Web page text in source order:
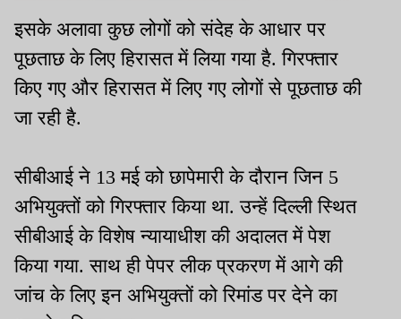
इसके अलावा कुछ लोगों को संदेह के आधार पर
पूछताछ के लिए हिरासत में लिया गया है. गिरफ्तार
किए गए और हिरासत में लिए गए लोगों से पूछताछ की
जा रही है.
सीबीआई ने 13 मई को छापेमारी के दौरान जिन 5
अभियुक्तों को गिरफ्तार किया था. उन्हें दिल्ली स्थित
सीबीआई के विशेष न्यायाधीश की अदालत में पेश
किया गया. साथ ही पेपर लीक प्रकरण में आगे की
जांच के लिए इन अभियुक्तों को रिमांड पर देने का